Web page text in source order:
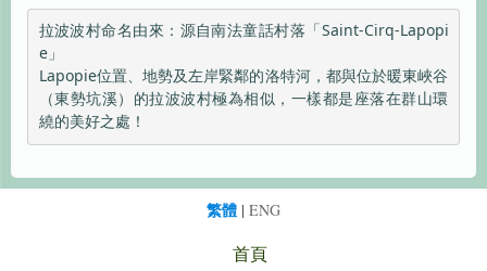
拉波波村命名由來：源自南法童話村落「Saint-Cirq-Lapopi
e」
Lapopie位置、地勢及左岸緊鄰的洛特河，都與位於暖東峽谷
（東勢坑溪）的拉波波村極為相似，一樣都是座落在群山環
繞的美好之處！
繁體 | ENG
首頁